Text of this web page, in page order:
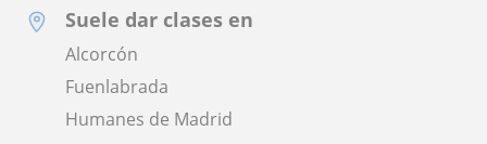
Suele dar clases en
Alcorcón
Fuenlabrada
Humanes de Madrid